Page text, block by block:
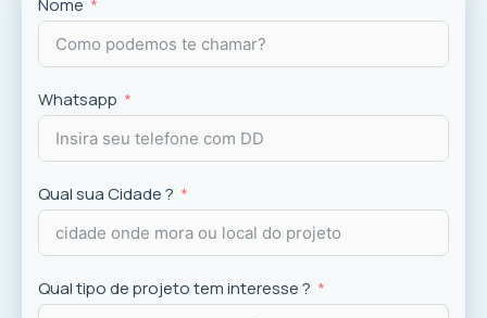
experiência dos usuários.
Nome
Whatsapp
Qual sua Cidade ?
Qual tipo de projeto tem interesse ?